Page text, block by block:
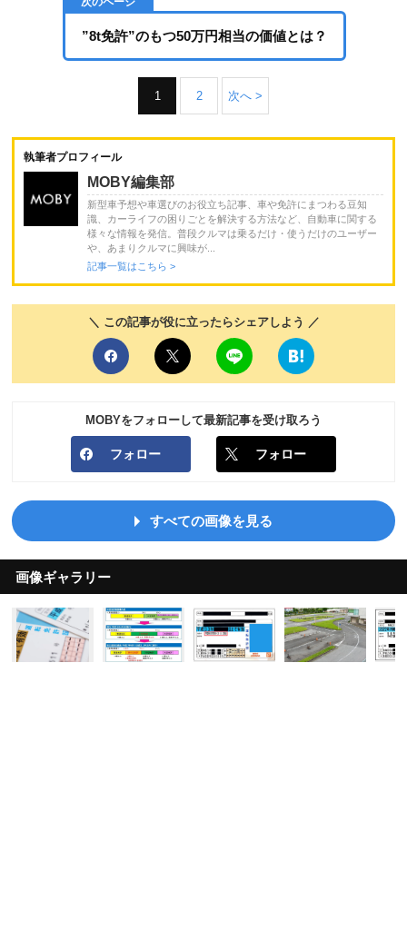
”8t免許”のもつ50万円相当の価値とは？
1 2 次へ >
執筆者プロフィール
MOBY編集部
新型車予想や車選びのお役立ち記事、車や免許にまつわる豆知
識、カーライフの困りごとを解決する方法など、自動車に関する
様々な情報を発信。普段クルマは乗るだけ・使うだけのユーザー
や、あまりクルマに興味が...
記事一覧はこちら >
＼ この記事が役に立ったらシェアしよう ／
MOBYをフォローして最新記事を受け取ろう
フォロー フォロー
すべての画像を見る
画像ギャラリー